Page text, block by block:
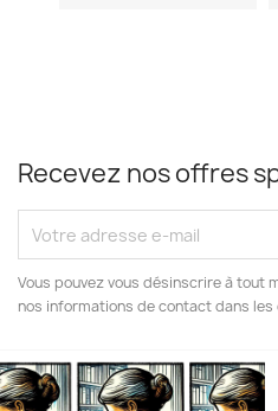
Recevez nos offres
Vous pouvez vous désinscrire à tout
nos informations de contact dans